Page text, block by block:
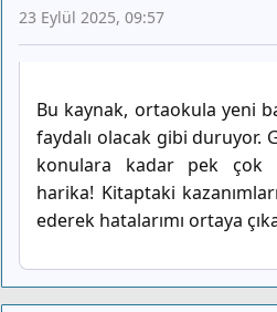
23 Eylül 2025, 09:57
Bu kaynak, ortaokula yeni
faydalı olacak gibi duruyor.
konulara kadar pek çok
harika! Kitaptaki
ederek hatalarımı ortaya